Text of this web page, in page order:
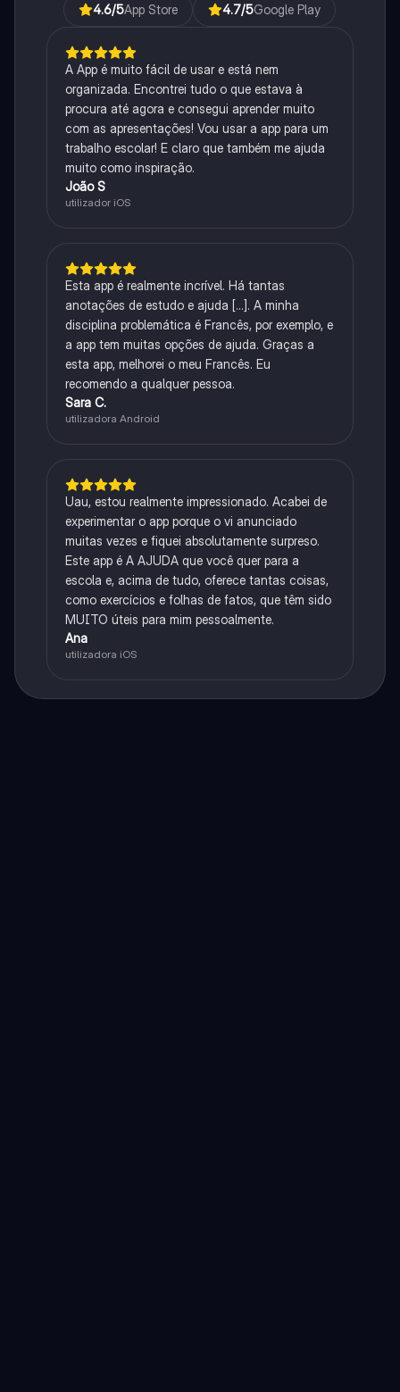
4.6/5App Store 4.7/5Google Play
A App é muito fácil de usar e está nem
organizada. Encontrei tudo o que estava à
procura até agora e consegui aprender muito
com as apresentações! Vou usar a app para um
trabalho escolar! E claro que também me ajuda
muito como inspiração.
João S
utilizador iOS
Esta app é realmente incrível. Há tantas
anotações de estudo e ajuda [...]. A minha
disciplina problemática é Francês, por exemplo, e
a app tem muitas opções de ajuda. Graças a
esta app, melhorei o meu Francês. Eu
recomendo a qualquer pessoa.
Sara C.
utilizadora Android
Uau, estou realmente impressionado. Acabei de
experimentar o app porque o vi anunciado
muitas vezes e fiquei absolutamente surpreso.
Este app é A AJUDA que você quer para a
escola e, acima de tudo, oferece tantas coisas,
como exercícios e folhas de fatos, que têm sido
MUITO úteis para mim pessoalmente.
Ana
utilizadora iOS